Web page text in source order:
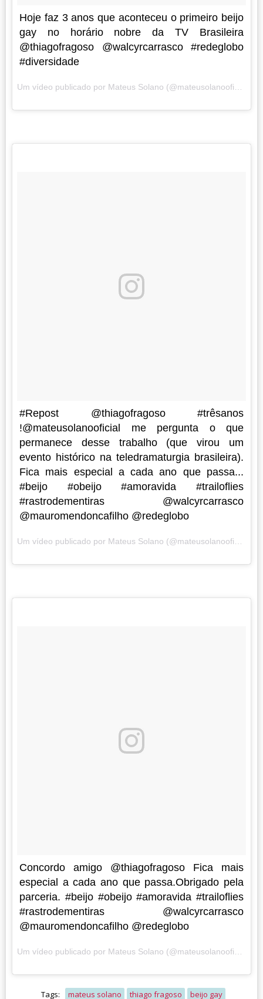
Hoje faz 3 anos que aconteceu o primeiro beijo
gay no horário nobre da TV Brasileira
@thiagofragoso @walcyrcarrasco #redeglobo
#diversidade
#Repost @thiagofragoso #trêsanos
!@mateusolanooficial me pergunta o que
permanece desse trabalho (que virou um
evento histórico na teledramaturgia brasileira).
Fica mais especial a cada ano que passa...
#beijo #obeijo #amoravida #trailoflies
#rastrodementiras @walcyrcarrasco
@mauromendoncafilho @redeglobo
Concordo amigo @thiagofragoso Fica mais
especial a cada ano que passa.Obrigado pela
parceria. #beijo #obeijo #amoravida #trailoflies
#rastrodementiras @walcyrcarrasco
@mauromendoncafilho @redeglobo
Tags: mateus solano thiago fragoso
beijo gay